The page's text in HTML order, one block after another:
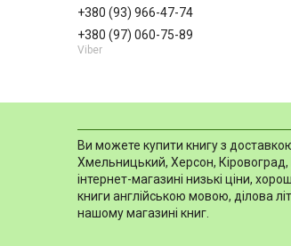
+380 (93) 966-47-74
+380 (97) 060-75-89
Viber
Ви можете купити книгу з
Хмельницький, Херсон, Кіровоград,
інтернет-магазині низькі ціни,
книги англійською мовою, ділова
нашому магазині книг.